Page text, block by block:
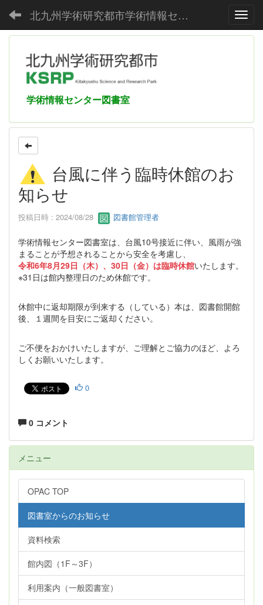
北九州学術研究都市学術情報センター
学術情報センター図書室
台風に伴う臨時休館のお
知らせ
投稿日時 : 2024/08/28 図書館管理者
学術情報センター図書室は、台風10号接近に伴い、風雨が強
まることが予想されることから安全を考慮し、
令和6年8月29日（木）、30日（金）は臨時休館いたします。
※31日は館内整理日のため休館です。
休館中に返却期限が到来する（している）本は、図書館開館
後、１週間を目安にご返却ください。
ご不便をおかけいたしますが、ご理解とご協力のほど、よろ
しくお願いいたします。
0
0 コメント
メニュー
OPAC TOP
図書室からのお知らせ
資料検索
館内図（1F～3F）
利用案内（一般図書室）